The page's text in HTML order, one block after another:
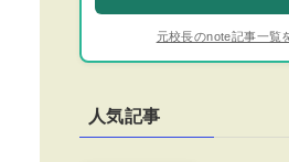
元校長のnote記事一覧
人気記事